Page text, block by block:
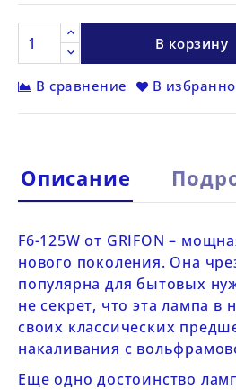
В корзину
В сравнение В
Описание
F6-125W от GRIFON –
нового поколения. Она
популярна для бытовых
не секрет, что эта лампа в
своих классических
накаливания с
Еще одно достоинство